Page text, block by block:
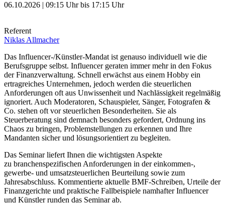
06.10.2026 | 09:15 Uhr bis 17:15 Uhr
Referent
Niklas Allmacher
Das Influencer-/Künstler-Mandat ist genauso individuell wie die
Berufsgruppe selbst. Influencer geraten immer mehr in den Fokus
der Finanzverwaltung. Schnell erwächst aus einem Hobby ein
ertragreiches Unternehmen, jedoch werden die steuerlichen
Anforderungen oft aus Unwissenheit und Nachlässigkeit regelmäßig
ignoriert. Auch Moderatoren, Schauspieler, Sänger, Fotografen &
Co. stehen oft vor steuerlichen Besonderheiten. Sie als
Steuerberatung sind demnach besonders gefordert, Ordnung ins
Chaos zu bringen, Problemstellungen zu erkennen und Ihre
Mandanten sicher und lösungsorientiert zu begleiten.
Das Seminar liefert Ihnen die wichtigsten Aspekte
zu branchenspezifischen Anforderungen in der einkommen-,
gewerbe- und umsatzsteuerlichen Beurteilung sowie zum
Jahresabschluss. Kommentierte aktuelle BMF-Schreiben, Urteile der
Finanzgerichte und praktische Fallbeispiele namhafter Influencer
und Künstler runden das Seminar ab.